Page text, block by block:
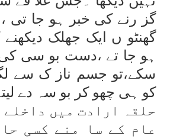
گز رنے کی خبر ہو جا تی
گھنٹو ں ایک جھلک دیکھنے
ہو جا تے ،دست بو سی
سکے،تو جسم ناز ک سے
کو ہی چھو کر بو سہ دے
حلقہ ارادت میں داخلے
عام کے سا منے کسی